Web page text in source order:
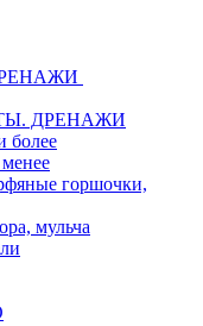
ДРЕНАЖИ
более
горшочки,
мульча